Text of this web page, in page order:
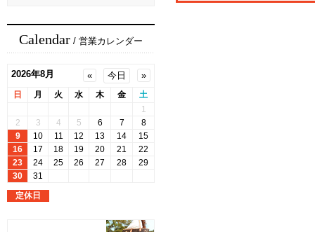
Calendar / 営業カレンダー